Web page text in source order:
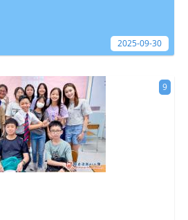
2025-09-30
9